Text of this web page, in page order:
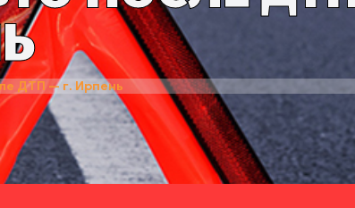
ДТП — г. Ирпень